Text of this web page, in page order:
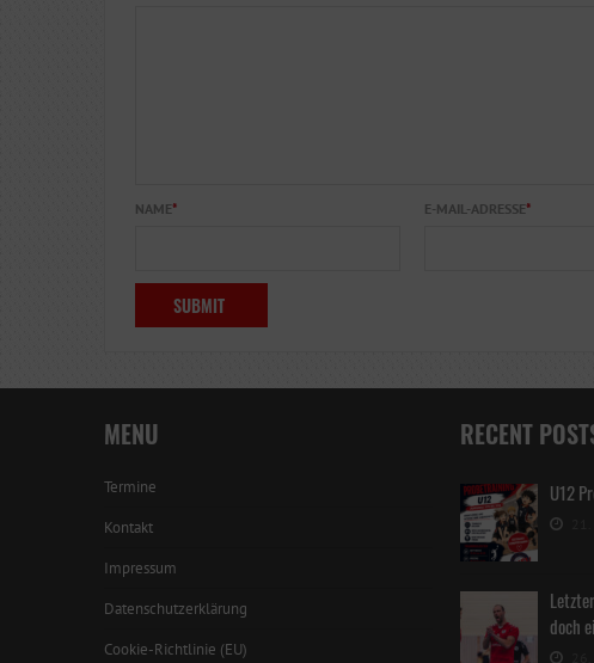
NAME* E-MAIL-ADRESSE*
MENU
Termine
Kontakt
Impressum
Datenschutzerklärung
Cookie-Richtlinie (EU)
RECENT
U12
doch